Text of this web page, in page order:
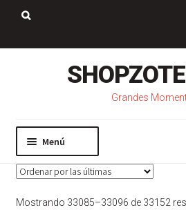
Saltar
navegación
Ir
contenido
Grandes
Menú
Inicio
Mi cuenta
Mostrando 33085–33096 de 33152